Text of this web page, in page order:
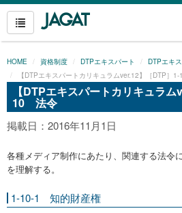
HOME 資格制度 DTPエキスパート
DTPエキ
【DTPエキスパートカリキュラムver.12】［DTP］
【DTPエキスパートカリキュラ
10 法令
掲載日：2016年11月1日
各種メディア制作にあたり、関連する法令
を理解する。
1-10-1 知的財産権